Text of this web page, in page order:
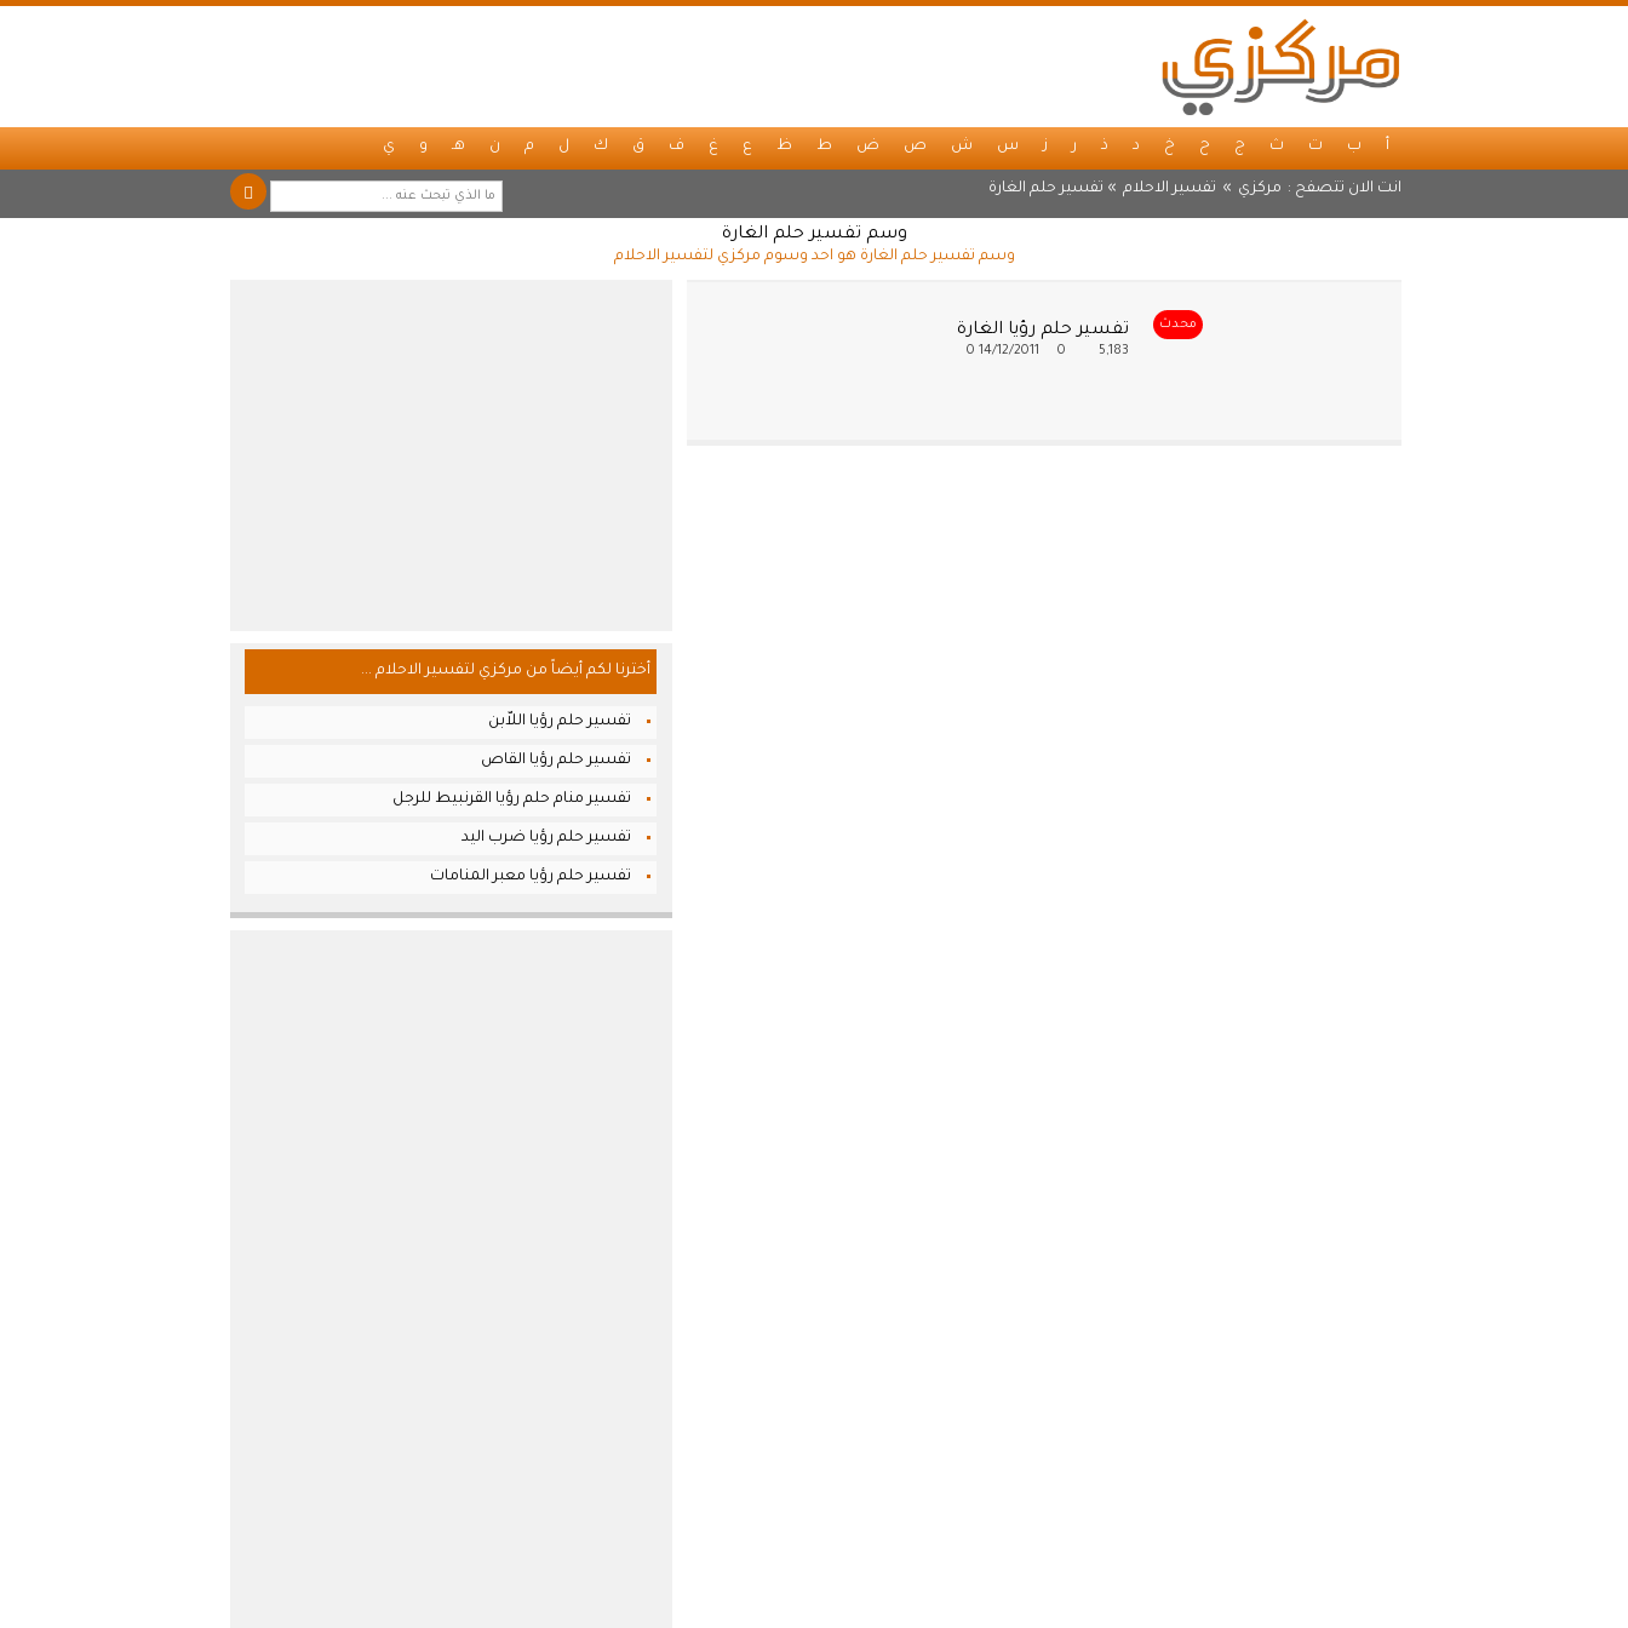
أ ب ت ث ج ح خ د ذ ر ز س ش ص ض ط ظ ع غ ف ق ك ل م ن هـ و ي
انت الان تتصفح : مركزي » تفسير الاحلام » تفسير حلم الغارة
وسم تفسير حلم الغارة
وسم تفسير حلم الغارة هو احد وسوم مركزي لتفسير الاحلام
محدث تفسير حلم رؤيا الغارة
5,183
14/12/2011
0
أخترنا لكم أيضاً من مركزي لتفسير الاحلام ...
تفسير حلم رؤيا اللاّبن
تفسير حلم رؤيا القاص
تفسير منام حلم رؤيا القرنبيط للرجل
تفسير حلم رؤيا ضرب اليد
تفسير حلم رؤيا معبر المنامات